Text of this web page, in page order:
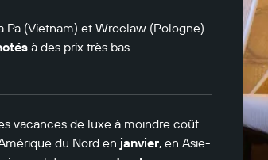
Pa (Vietnam) et Wroclaw (Pologne)
à des prix très bas
vacances de luxe à moindre coût
du Nord en janvier, en Asie-